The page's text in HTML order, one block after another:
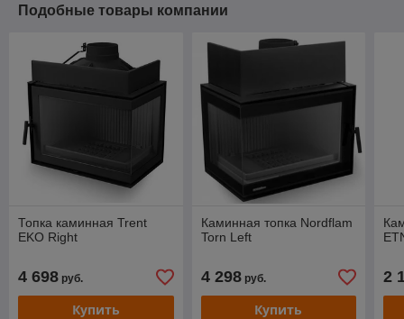
Подобные товары компании
Топка каминная Trent
EKO Right
4 698 руб.
Купить
Каминная топка Nordflam
Torn Left
4 298руб.
Купить
2